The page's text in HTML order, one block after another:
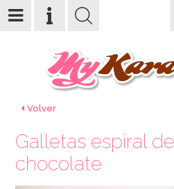
Volver
Galletas espiral
chocolate